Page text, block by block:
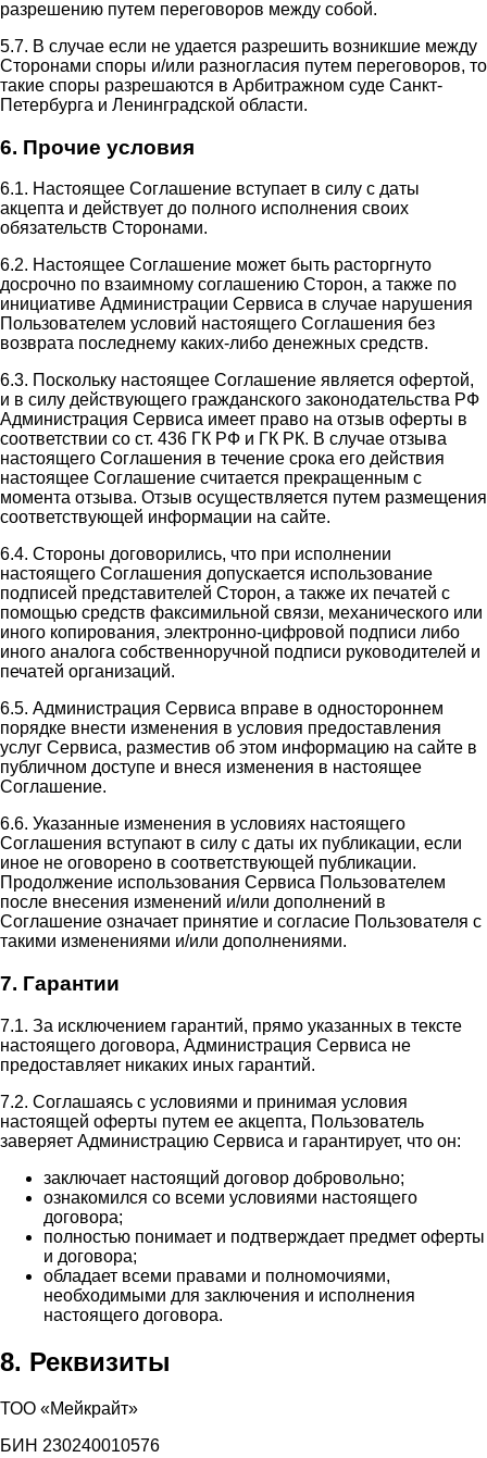
разрешению путем переговоров между собой.
5.7. В случае если не удается разрешить возникшие между
Сторонами споры и/или разногласия путем переговоров, то
такие споры разрешаются в Арбитражном суде Санкт-
Петербурга и Ленинградской области.
6. Прочие условия
6.1. Настоящее Соглашение вступает в силу с даты
акцепта и действует до полного исполнения своих
обязательств Сторонами.
6.2. Настоящее Соглашение может быть расторгнуто
досрочно по взаимному соглашению Сторон, а также по
инициативе Администрации Сервиса в случае нарушения
Пользователем условий настоящего Соглашения без
возврата последнему каких-либо денежных средств.
6.3. Поскольку настоящее Соглашение является офертой,
и в силу действующего гражданского законодательства РФ
Администрация Сервиса имеет право на отзыв оферты в
соответствии со ст. 436 ГК РФ и ГК РК. В случае отзыва
настоящего Соглашения в течение срока его действия
настоящее Соглашение считается прекращенным с
момента отзыва. Отзыв осуществляется путем размещения
соответствующей информации на сайте.
6.4. Стороны договорились, что при исполнении
настоящего Соглашения допускается использование
подписей представителей Сторон, а также их печатей с
помощью средств факсимильной связи, механического или
иного копирования, электронно-цифровой подписи либо
иного аналога собственноручной подписи руководителей и
печатей организаций.
6.5. Администрация Сервиса вправе в одностороннем
порядке внести изменения в условия предоставления
услуг Сервиса, разместив об этом информацию на сайте в
публичном доступе и внеся изменения в настоящее
Соглашение.
6.6. Указанные изменения в условиях настоящего
Соглашения вступают в силу с даты их публикации, если
иное не оговорено в соответствующей публикации.
Продолжение использования Сервиса Пользователем
после внесения изменений и/или дополнений в
Соглашение означает принятие и согласие Пользователя с
такими изменениями и/или дополнениями.
7. Гарантии
7.1. За исключением гарантий, прямо указанных в тексте
настоящего договора, Администрация Сервиса не
предоставляет никаких иных гарантий.
7.2. Соглашаясь с условиями и принимая условия
настоящей оферты путем ее акцепта, Пользователь
заверяет Администрацию Сервиса и гарантирует, что он:
заключает настоящий договор добровольно;
ознакомился со всеми условиями настоящего
договора;
полностью понимает и подтверждает предмет оферты
и договора;
обладает всеми правами и полномочиями,
необходимыми для заключения и исполнения
настоящего договора.
8. Реквизиты
ТОО «Мейкрайт»
БИН 230240010576